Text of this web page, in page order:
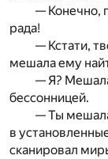
— Конечно,
рада!
— Кстати,
мешала ему
— Я?
бессонницей.
— Ты
в
сканировал